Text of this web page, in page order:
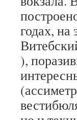
годах, на
),